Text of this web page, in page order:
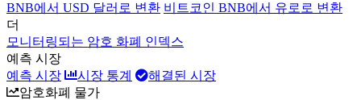
BNB에서 USD 달러로 변환 비트코인 BNB에서 유로로 변환
더
모니터링되는 암호 화폐 인덱스
예측 시장
예측 시장
시장 통계
해결된 시장
암호화폐 물가